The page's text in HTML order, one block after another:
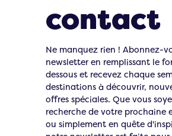
contact
Ne manquez rien ! Abonnez-
newsletter en remplissant le
dessous et recevez chaque
destinations à découvrir,
offres spéciales. Que vous
recherche de votre prochaine
ou simplement en quête